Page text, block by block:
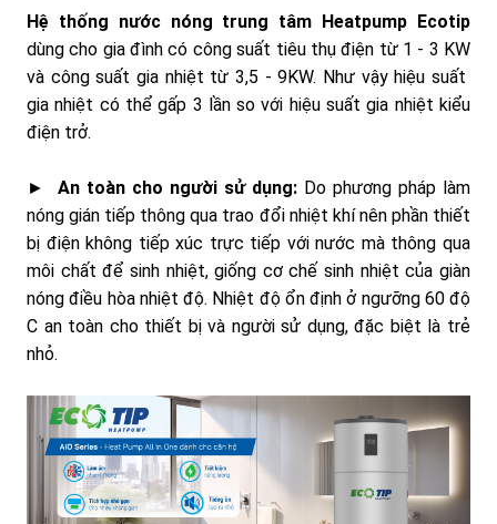
Hệ thống nước nóng trung tâm Heatpump Ecotip
dùng cho gia đình có công suất tiêu thụ điện từ 1 - 3 KW
và công suất gia nhiệt từ 3,5 - 9KW. Như vậy hiệu suất
gia nhiệt có thể gấp 3 lần so với hiệu suất gia nhiệt kiểu
điện trở.
► An toàn cho người sử dụng: Do phương pháp làm
nóng gián tiếp thông qua trao đổi nhiệt khí nên phần thiết
bị điện không tiếp xúc trực tiếp với nước mà thông qua
môi chất để sinh nhiệt, giống cơ chế sinh nhiệt của giàn
nóng điều hòa nhiệt độ. Nhiệt độ ổn định ở ngưỡng 60 độ
C an toàn cho thiết bị và người sử dụng, đặc biệt là trẻ
nhỏ.